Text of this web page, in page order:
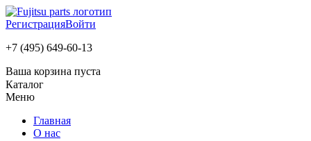
РегистрацияВойти
+7 (495) 649-60-13
Ваша корзина пуста
Каталог
Меню
Главная
О нас